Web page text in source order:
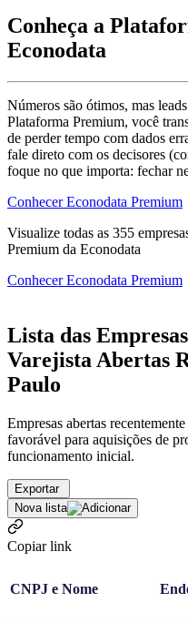
Conheça a
Econodata
Números são ótimos, mas
Plataforma Premium, você
de perder tempo com dados
fale direto com os decisores
foque no que importa: fechar
Conhecer Econodata Premium
Visualize todas as 355
Premium da Econodata
Conhecer Econodata Premium
Lista das
Varejista Abertas
Paulo
Empresas abertas
favorável para aquisições de
funcionamento inicial.
Exportar
Nova lista
Copiar link
CNPJ e Nome